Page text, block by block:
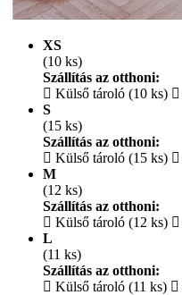
XS
(10 ks)
Szállítás az otthoni:
Külső tároló (10 ks)
S
(15 ks)
Szállítás az otthoni:
Külső tároló (15 ks)
M
(12 ks)
Szállítás az otthoni:
Külső tároló (12 ks)
L
(11 ks)
Szállítás az otthoni:
Külső tároló (11 ks)